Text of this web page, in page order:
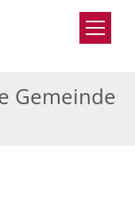
Gemeinde